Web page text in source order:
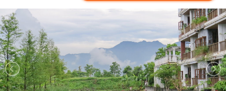
台
灣
訂
房